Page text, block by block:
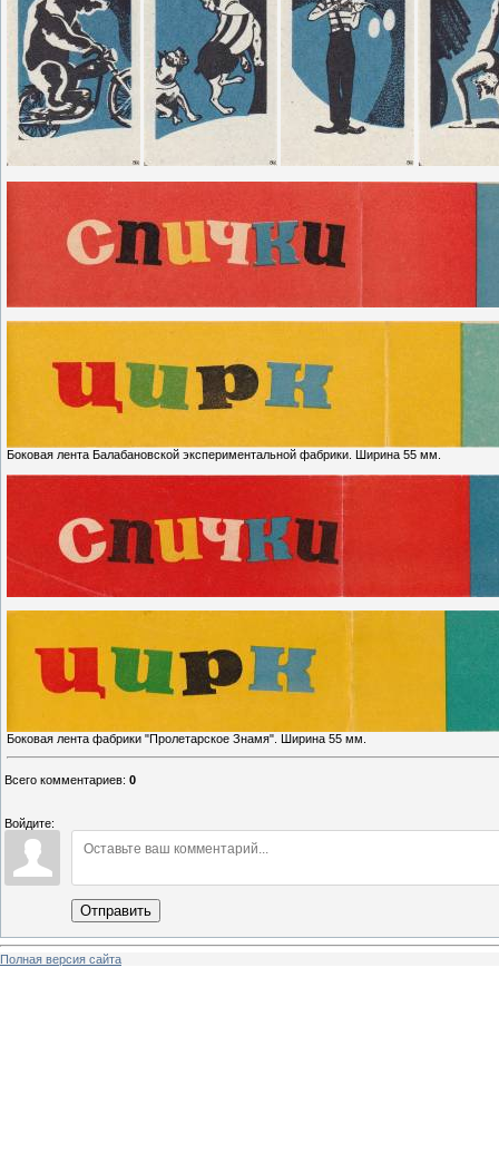
Боковая лента Балабановской экспериментальной фабрики. Ширина 55 мм.
Боковая лента фабрики "Пролетарское Знамя". Ширина 55 мм.
Всего комментариев: 0
Войдите:
Отправить
Полная версия сайта